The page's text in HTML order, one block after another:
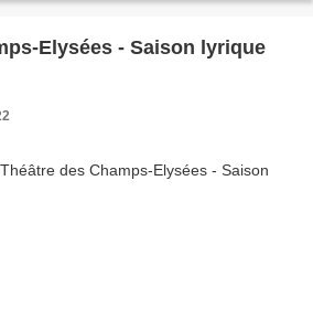
Elysées - Saison lyrique